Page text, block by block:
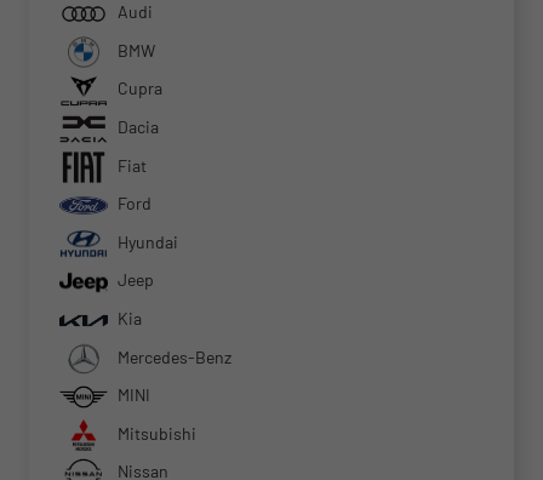
Audi
BMW
Cupra
Dacia
Fiat
Ford
Hyundai
Jeep
Kia
Mercedes-Benz
MINI
Mitsubishi
Nissan